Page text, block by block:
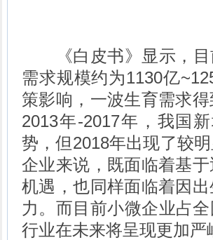
《白皮书》显示，目
需求规模约为1130亿
策影响，一波生育需求
2013年-2017年，我国
势，但2018年出现了较
企业来说，既面临着基
机遇，也同样面临着因
力。而目前小微企业占
行业在未来将呈现更加